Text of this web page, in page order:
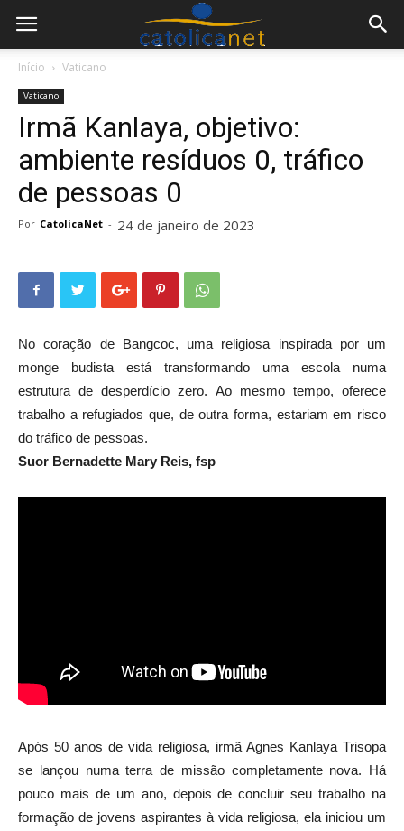
Início Vaticano
Vaticano
Irmã Kanlaya, objetivo:
ambiente resíduos 0, tráfico
de pessoas 0
Por CatolicaNet - 24 de janeiro de 2023
No coração de Bangcoc, uma religiosa inspirada por um
monge budista está transformando uma escola numa
estrutura de desperdício zero. Ao mesmo tempo, oferece
trabalho a refugiados que, de outra forma, estariam em risco
do tráfico de pessoas.
Suor Bernadette Mary Reis, fsp
Após 50 anos de vida religiosa, irmã Agnes Kanlaya Trisopa
se lançou numa terra de missão completamente nova. Há
pouco mais de um ano, depois de concluir seu trabalho na
formação de jovens aspirantes à vida religiosa, ela iniciou um